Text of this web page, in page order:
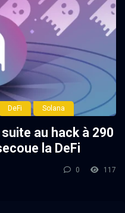
DeFi Solana
au hack à 290
la DeFi
0 117